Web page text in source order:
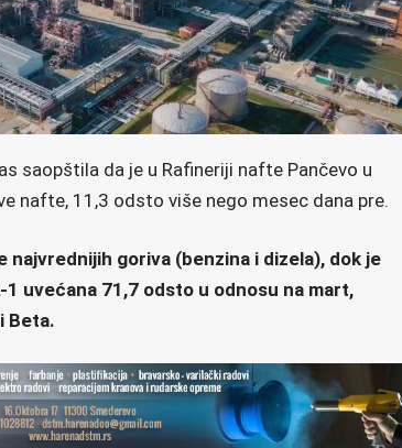
saopštila da je u Rafineriji nafte Pančevo u
nafte, 11,3 odsto više nego mesec dana pre.
goriva (benzina i dizela), dok je
uvećana 71,7 odsto u odnosu na mart,
Beta.